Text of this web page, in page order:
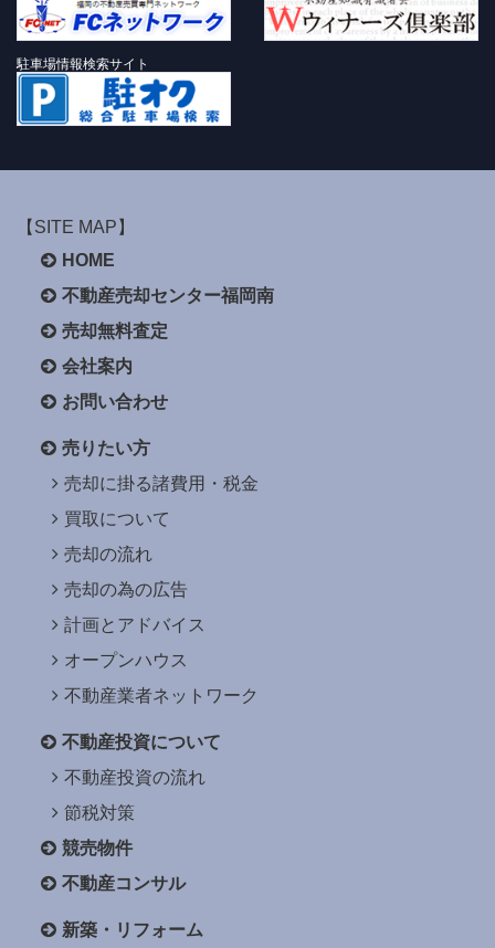
駐車場情報検索サイト
【SITE MAP】
HOME
不動産売却センター福岡南
売却無料査定
会社案内
お問い合わせ
売りたい方
売却に掛る諸費用・税金
買取について
売却の流れ
売却の為の広告
計画とアドバイス
オープンハウス
不動産業者ネットワーク
不動産投資について
不動産投資の流れ
節税対策
競売物件
不動産コンサル
新築・リフォーム